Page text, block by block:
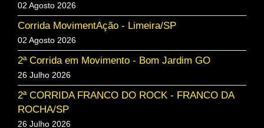
02 Agosto 2026
Corrida MovimentAção - Limeira/SP
02 Agosto 2026
2ª Corrida em Movimento - Bom Jardim GO
26 Julho 2026
2ª CORRIDA FRANCO DO ROCK - FRANCO DA
ROCHA/SP
26 Julho 2026